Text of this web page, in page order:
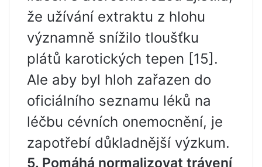
že užívání extraktu z hlohu
významně snížilo tloušťku
plátů karotických tepen [15].
Ale aby byl hloh zařazen do
oficiálního seznamu léků na
léčbu cévních onemocnění, je
zapotřebí důkladnější výzkum.
5. Pomáhá normalizovat trávení